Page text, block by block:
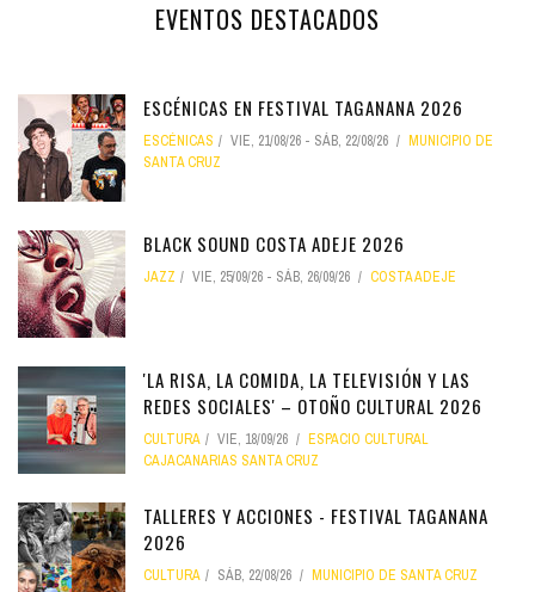
EVENTOS DESTACADOS
ESCÉNICAS EN FESTIVAL TAGANANA 2026
ESCÉNICAS VIE, 21/08/26 - SÁB, 22/08/26
MUNICIPIO DE
SANTA CRUZ
BLACK SOUND COSTA ADEJE 2026
JAZZ VIE, 25/09/26 - SÁB, 26/09/26 COSTA ADEJE
'LA RISA, LA COMIDA, LA TELEVISIÓN Y LAS
REDES SOCIALES' – OTOÑO CULTURAL 2026
CULTURA VIE, 18/09/26
ESPACIO CULTURAL
CAJACANARIAS SANTA CRUZ
TALLERES Y ACCIONES - FESTIVAL TAGANANA
2026
CULTURA SÁB, 22/08/26 MUNICIPIO DE SANTA CRUZ